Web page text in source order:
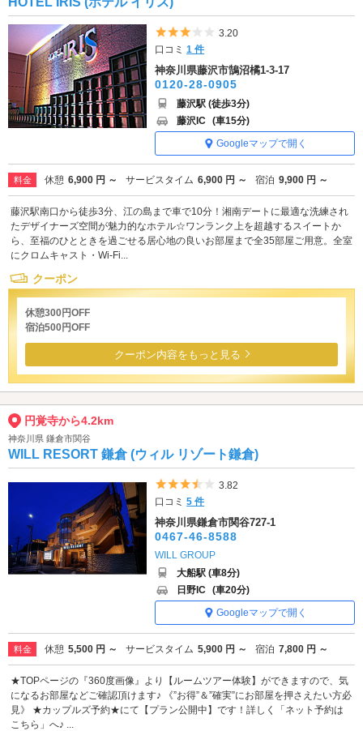
5つ星のうち3
3.20
口コミ1 件
神奈川県藤沢市鵠沼橘1-3-17
0120-28-0905
藤沢駅 (徒歩3分)
藤沢IC (車15分)
Googleマップで開く
料金 休憩 6,900 円 ～ サービスタイム 6,900 円 ～ 宿泊 9,900 円 ～
藤沢駅南口から徒歩3分、江の島まで車で10分！湘南デートに最適な洗練され
たデザイナーズ空間が魅力的なホテル☆ワンランク上を超越するスイートか
ら、至福のひとときを過ごせる居心地の良いお部屋まで全35部屋ご用意。全室
にクロムキャスト・Wi-Fi...
クーポン
休憩300円OFF
宿泊500円OFF
クーポン内容をもっと見る
円覚寺から4.2km
神奈川県 鎌倉市関谷
WILL RESORT 鎌倉 (ウィル リゾート鎌倉)
5つ星のうち3.5
3.82
口コミ5 件
神奈川県鎌倉市関谷727-1
0467-46-8588
WILL GROUP
大船駅 (車8分)
日野IC (車20分)
Googleマップで開く
料金 休憩 5,500 円 ～ サービスタイム 5,900 円 ～ 宿泊 7,800 円 ～
★TOPページの『360度画像』より【ルームツアー体験】ができますので、気
になるお部屋などご確認頂けます♪ 《”お得”＆”確実”にお部屋を押さえたい方必
見》 ★カップルズ予約★にて【プラン公開中】です！詳しく「ネット予約は
こちら」へ♪ ...